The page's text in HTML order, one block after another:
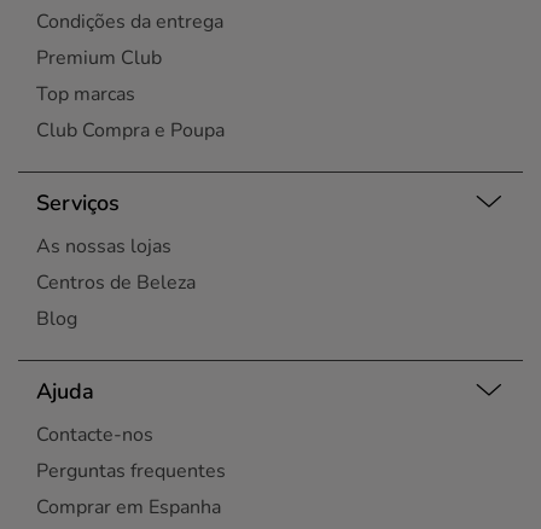
Condições da entrega
Premium Club
Top marcas
Club Compra e Poupa
Serviços
As nossas lojas
Centros de Beleza
Blog
Ajuda
Contacte-nos
Perguntas frequentes
Comprar em Espanha